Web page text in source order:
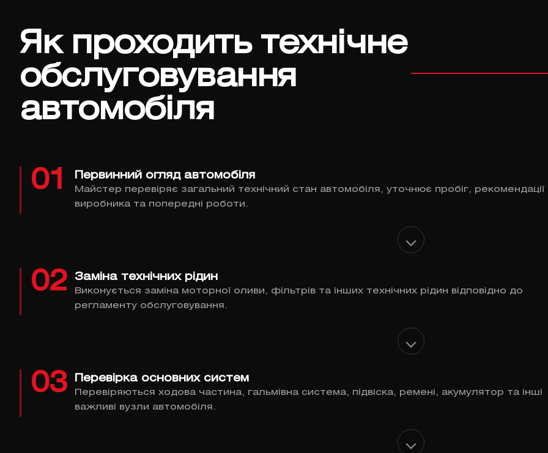
Як проходить технічне
обслуговування
автомобіля
01 Первинний огляд автомобіля
Майстер перевіряє загальний технічний стан автомобіля, уточнює пробіг, рекомендації
виробника та попередні роботи.
02 Заміна технічних рідин
Виконується заміна моторної оливи, фільтрів та інших технічних рідин відповідно до
регламенту обслуговування.
03 Перевірка основних систем
Перевіряються ходова частина, гальмівна система, підвіска, ремені, акумулятор та інші
важливі вузли автомобіля.